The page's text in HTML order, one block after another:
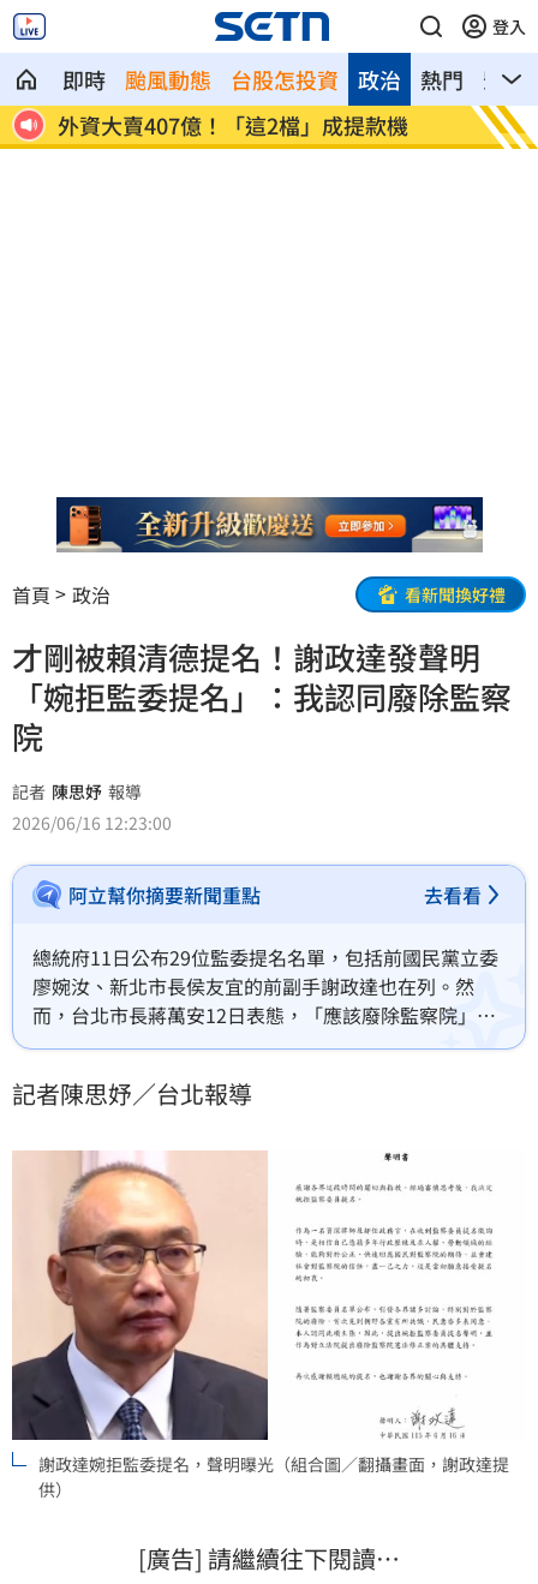
登入
即時 颱風動態 台股怎投資 熱門 影音
政治
股災進場「買台積電沒賺」這檔1張賺300
萬
方恩
首頁 政治 看新聞換好禮
才剛被賴清德提名！謝政達發聲明
「婉拒監委提名」：我認同廢除監察
院
記者 陳思妤 報導
2026/06/16 12:23:00
阿立幫你摘要新聞重點 去看看
總統府11日公布29位監委提名名單，包括前國民黨立委
廖婉汝、新北市長侯友宜的前副手謝政達也在列。然
而，台北市長蔣萬安12日表態，「應該廢除監察院」，
還建議藍白立法院黨團可以考慮，「全部否決29位提名
拒監察委員提名，並表態他認同廢除監察院。
記者陳思妤／台北報導
謝政達婉拒監委提名，聲明曝光（組合圖／翻攝畫面，謝政達提
供）
[廣告] 請繼續往下閱讀…